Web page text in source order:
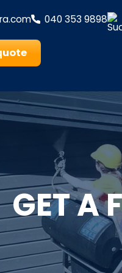
040 353 9898
GET A